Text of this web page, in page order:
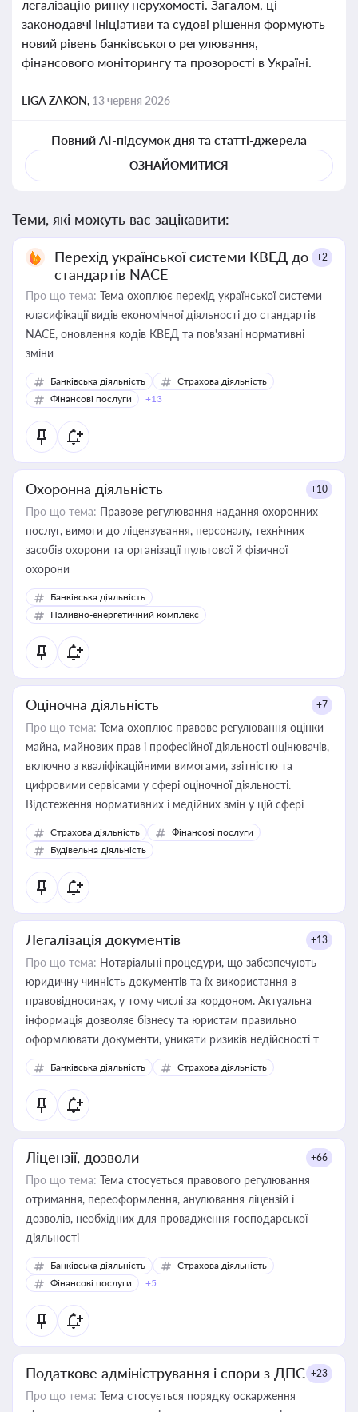
легалізацію ринку нерухомості. Загалом, ці
законодавчі ініціативи та судові рішення формують
новий рівень банківського регулювання,
фінансового моніторингу та прозорості в Україні.
LIGA ZAKON, 13 червня 2026
Повний AI-підсумок дня та статті-джерела
ОЗНАЙОМИТИСЯ
Теми, які можуть вас зацікавити:
Перехід української системи КВЕД до
стандартів NACE
+2
Про що тема: Тема охоплює перехід української системи
класифікації видів економічної діяльності до стандартів
NACE, оновлення кодів КВЕД та пов'язані нормативні
зміни
Банківська діяльність
Страхова діяльність
Фінансові послуги
+13
Охоронна діяльність +10
Про що тема: Правове регулювання надання охоронних
послуг, вимоги до ліцензування, персоналу, технічних
засобів охорони та організації пультової й фізичної
охорони
Банківська діяльність
Паливно-енергетичний комплекс
Оціночна діяльність +7
Про що тема: Тема охоплює правове регулювання оцінки
майна, майнових прав і професійної діяльності оцінювачів,
включно з кваліфікаційними вимогами, звітністю та
цифровими сервісами у сфері оціночної діяльності.
Відстеження нормативних і медійних змін у цій сфері
корисне для власника бізнесу, керівника, юриста або
бухгалтера під час оподаткування, приватизації, оренди
державного майна, корпоративних угод і перевірки
статусу суб'єктів оціночної діяльності
Страхова діяльність
Фінансові послуги
Будівельна діяльність
Легалізація документів +13
Про що тема: Нотаріальні процедури, що забезпечують
юридичну чинність документів та їх використання в
правовідносинах, у тому числі за кордоном. Актуальна
інформація дозволяє бізнесу та юристам правильно
оформлювати документи, уникати ризиків недійсності та
забезпечувати їх належне прийняття органами влади та
контрагентами
Банківська діяльність Страхова діяльність
Ліцензії, дозволи +66
Про що тема: Тема стосується правового регулювання
отримання, переоформлення, анулювання ліцензій і
дозволів, необхідних для провадження господарської
діяльності
Банківська діяльність
Страхова діяльність
Фінансові послуги
+5
Податкове адміністрування і спори з ДПС +23
Про що тема: Тема стосується порядку оскарження